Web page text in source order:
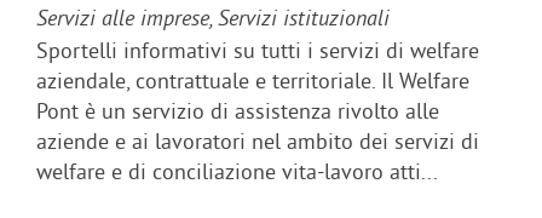
Servizi alle imprese, Servizi istituzionali
Sportelli informativi su tutti i servizi di welfare
aziendale, contrattuale e territoriale. Il Welfare
Pont è un servizio di assistenza rivolto alle
aziende e ai lavoratori nel ambito dei servizi di
welfare e di conciliazione vita-lavoro atti...